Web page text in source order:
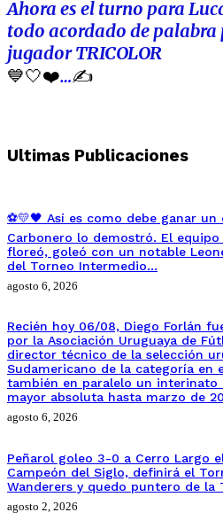
Ahora es el turno para
todo acordado de palabra
jugador TRICOLOR
💙🤍❤️…✍️
Ultimas Publicaciones
⚽💛🖤 Así es como debe ganar
Carbonero lo demostró. El
floreó, goleó con un notable
del Torneo Intermedio…
agosto 6, 2026
Recién hoy 06/08, Diego Forlán
por la Asociación Uruguaya de
director técnico de la selección
Sudamericano de la categoría en
también en paralelo un interinato
mayor absoluta hasta marzo de
agosto 6, 2026
Peñarol goleo 3-0 a Cerro Largo
Campeón del Siglo, definirá el
Wanderers y quedo puntero de la
agosto 2, 2026